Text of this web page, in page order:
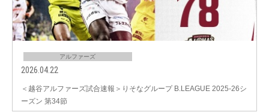
アルファーズ
2026.04.22
＜越谷アルファーズ試合速報＞りそなグループ B.LEAGUE 2025-26シ
ーズン 第34節